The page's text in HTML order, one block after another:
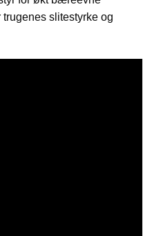
slitestyrke og